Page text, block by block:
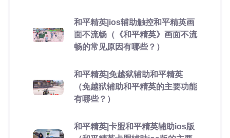
和平精英|ios辅助触控和平精英画
面不流畅（《和平精英》画面不流
畅的常见原因有哪些？）
和平精英|免越狱辅助和平精英
（免越狱辅助和平精英的主要功能
有哪些？）
和平精英|卡盟和平精英辅助ios版